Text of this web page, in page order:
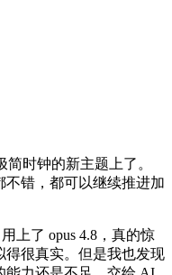
时钟的新主题上了。
错，都可以继续推进加
上了 opus 4.8，真的惊
得很真实。但是我也发现